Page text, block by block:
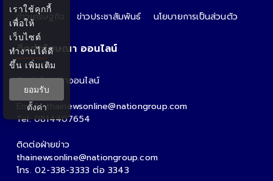
ข่าวเศรษฐกิจ
ข่าวประชาสัมพันธ์ นโยบายการเป็นส่วนตัว
ติดต่อโฆษณา ออนไลน์
ติดต่อโฆษณาออนไลน์
คุณอ้อ
Email : thainewsonline@nationgroup.com
Tel: 0814407654
ติดต่อฝ่ายข่าว
thainewsonline@nationgroup.com
โทร. 02-338-3333 ต่อ 3343
เราใช้คุกกี้
เพื่อให้
เว็บไซต์
ทำงานได้ดี
ขึ้น เพิ่มเติม
ยอมรับ
ตั้งค่า